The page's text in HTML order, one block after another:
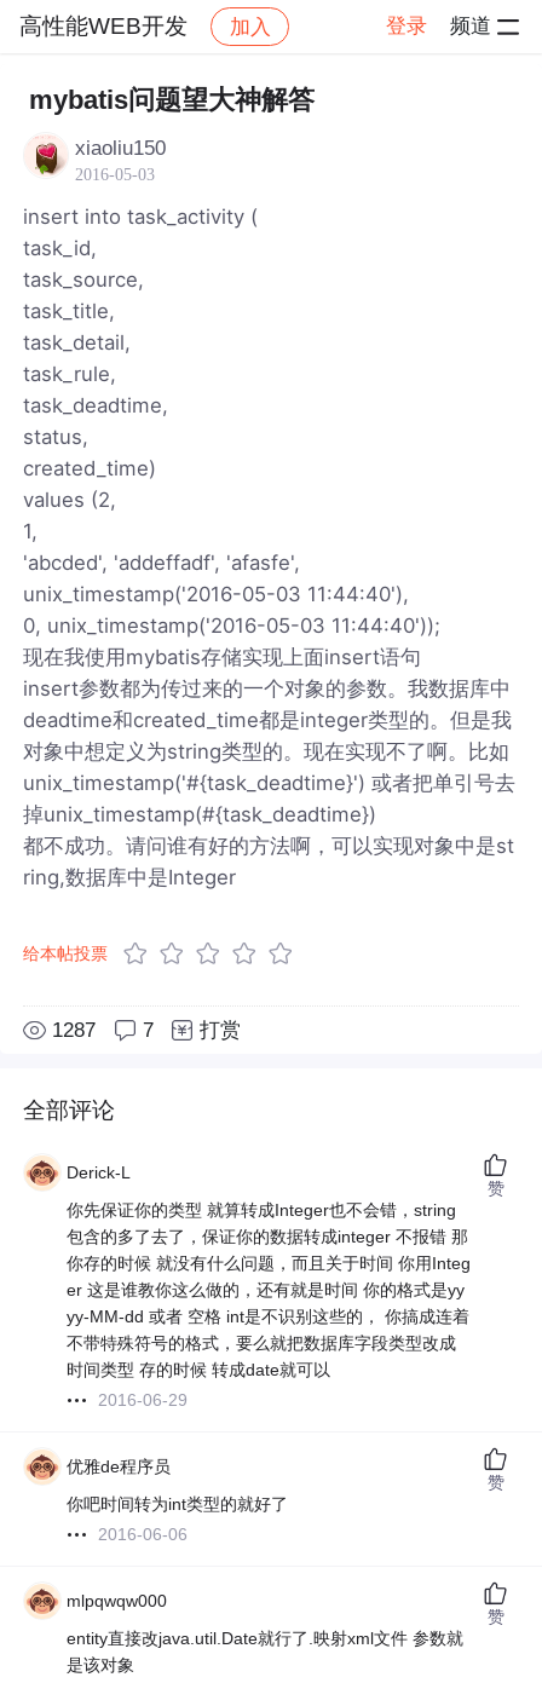
高性能WEB开发 加入 登录 频道
高性能WEB开发 帖子详情
mybatis问题望大神解答
xiaoliu150
2016-05-03
insert into task_activity (
task_id,
task_source,
task_title,
task_detail,
task_rule,
task_deadtime,
status,
created_time)
values (2,
1,
'abcded', 'addeffadf', 'afasfe',
unix_timestamp('2016-05-03 11:44:40'),
0, unix_timestamp('2016-05-03 11:44:40'));
现在我使用mybatis存储实现上面insert语句
insert参数都为传过来的一个对象的参数。我数据库中
deadtime和created_time都是integer类型的。但是我
对象中想定义为string类型的。现在实现不了啊。比如
unix_timestamp('#{task_deadtime}') 或者把单引号去
掉unix_timestamp(#{task_deadtime})
都不成功。请问谁有好的方法啊，可以实现对象中是st
ring,数据库中是Integer
给本帖投票
1287 7 打赏
全部评论
Derick-L
你先保证你的类型 就算转成Integer也不会错，string
包含的多了去了，保证你的数据转成integer 不报错 那
你存的时候 就没有什么问题，而且关于时间 你用Integ
er 这是谁教你这么做的，还有就是时间 你的格式是yy
yy-MM-dd 或者 空格 int是不识别这些的， 你搞成连着
不带特殊符号的格式，要么就把数据库字段类型改成
时间类型 存的时候 转成date就可以
2016-06-29
赞
优雅de程序员
你吧时间转为int类型的就好了
2016-06-06
赞
mlpqwqw000
entity直接改java.util.Date就行了.映射xml文件 参数就
是该对象
赞